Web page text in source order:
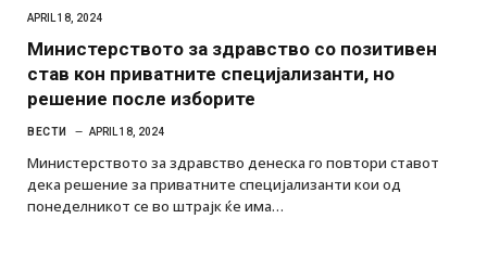
APRIL 18, 2024
Министерството за здравство со позитивен
став кон приватните специјализанти, но
решение после изборите
ВЕСТИ APRIL 18, 2024
Министерството за здравство денеска го повтори ставот
дека решение за приватните специјализанти кои од
понеделникот се во штрајк ќе има…